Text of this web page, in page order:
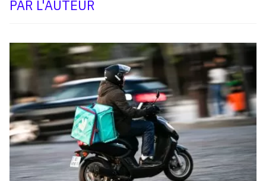
PAR L'AUTEUR